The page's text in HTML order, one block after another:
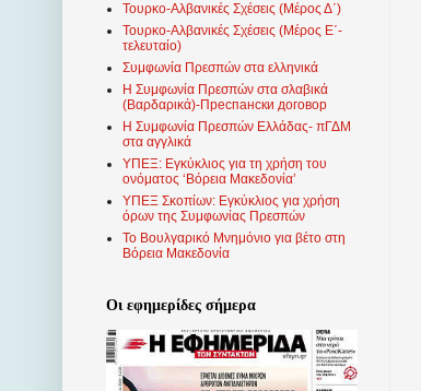
Τουρκο-Αλβανικές Σχέσεις (Μέρος Δ΄)
Τουρκο-Αλβανικές Σχέσεις (Μέρος Ε΄-
τελευταίο)
Συμφωνία Πρεσπών στα ελληνικά
Η Συμφωνία Πρεσπών στα σλαβικά
(Βαρδαρικά)-Преспански договор
Η Συμφωνία Πρεσπών Ελλάδας- πΓΔΜ
στα αγγλικά
ΥΠΕΞ: Εγκύκλιος για τη χρήση του
ονόματος ‘Βόρεια Μακεδονία’
ΥΠΕΞ Σκοπίων: Εγκύκλιος για χρήση
όρων της Συμφωνίας Πρεσπών
Το Βουλγαρικό Μνημόνιο για βέτο στη
Βόρεια Μακεδονία
Οι εφημερίδες σήμερα